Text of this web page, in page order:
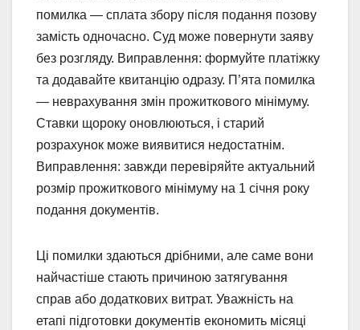
помилка — сплата збору після подання позову
замість одночасно. Суд може повернути заяву
без розгляду. Виправлення: формуйте платіжку
та додавайте квитанцію одразу. П’ята помилка
— неврахування змін прожиткового мінімуму.
Ставки щороку оновлюються, і старий
розрахунок може виявитися недостатнім.
Виправлення: завжди перевіряйте актуальний
розмір прожиткового мінімуму на 1 січня року
подання документів.
Ці помилки здаються дрібними, але саме вони
найчастіше стають причиною затягування
справ або додаткових витрат. Уважність на
етапі підготовки документів економить місяці